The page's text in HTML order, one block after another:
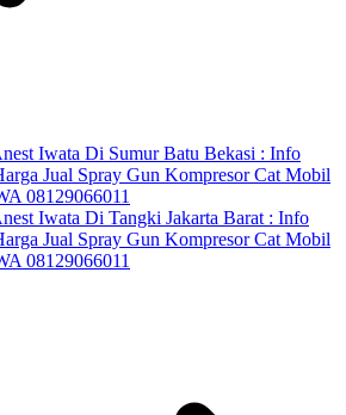
Iwata Di Sumur Batu Bekasi : Info
Jual Spray Gun Kompresor Cat Mobil
08129066011
Iwata Di Tangki Jakarta Barat : Info
Jual Spray Gun Kompresor Cat Mobil
08129066011